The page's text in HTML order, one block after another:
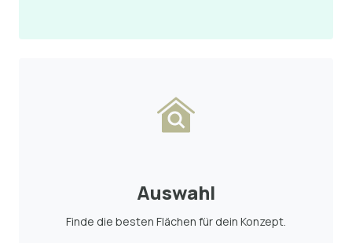
Auswahl
Finde die besten Flächen für dein Konzept.